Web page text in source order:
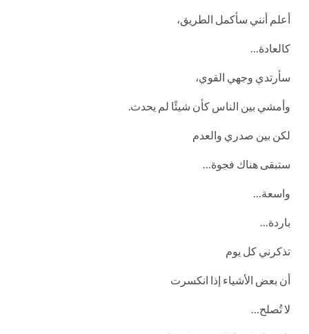
أعلم أنني سأكمل الطريق،
كالعادة…
سأرتدي وجهي القوي،
وأمشي بين الناس كأن شيئًا لم يحدث.
لكن بين صدري والعدم
ستبقى هناك فجوة…
واسعة…
باردة…
تذكرني كل يوم
أن بعض الأشياء إذا انكسرت
لا تُصلح…